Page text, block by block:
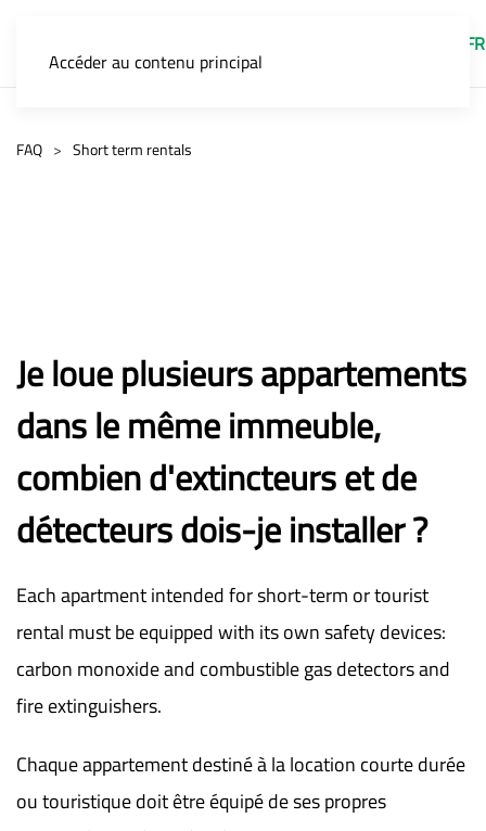
Accéder au contenu principal
FR
FAQ Short term rentals
Je loue plusieurs appartements
dans le même immeuble,
combien d'extincteurs et de
détecteurs dois-je installer ?
Each apartment intended for short-term or tourist
rental must be equipped with its own safety devices:
carbon monoxide and combustible gas detectors and
fire extinguishers.
Chaque appartement destiné à la location courte durée
ou touristique doit être équipé de ses propres